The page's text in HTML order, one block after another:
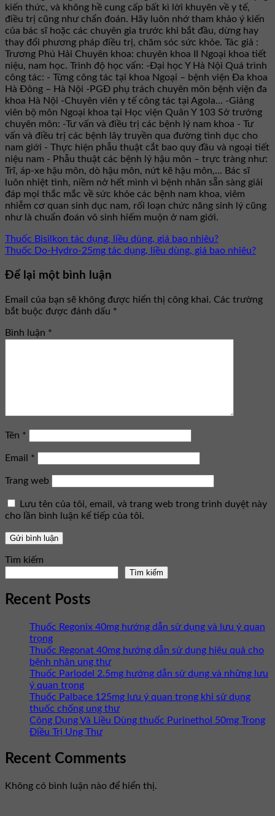
kiến thức, và không hề cung cấp bất kì lời khuyên về y tế,
điều trị cũng như chẩn đoán. Hãy luôn nhớ tham khảo ý kiến
của bác sĩ hoặc các chuyên gia trước khi bắt đầu, dừng hay
thay đổi phương pháp điều trị, chăm sóc sức khỏe. Tác giả :
Trương Phú Hải Chuyên khoa: chuyên khoa II Ngoại khoa tiết
niệu, nam học. Trình độ học vấn: -Đại học Y Hà Nội Quá trình
công tác: - Từng công tác tại khoa Ngoại – bệnh viện Đa khoa
Hà Đông – Hà Nội -PGĐ phụ trách chuyên môn bệnh viện đa
khoa Hà Nội -Chuyên viên y tế công tác tại Agola... -Giảng
viên bộ môn Ngoại khoa tại Học viện Quân Y 103 Sở trưởng
chuyên môn: -Tư vấn và điều trị các bệnh lý nam khoa - Tư
vấn và điều trị các bệnh lây truyền qua đường tình dục cho
nam giới - Thực hiện phẫu thuật cắt bao quy đầu và ngoại tiết
niệu nam - Phẫu thuật các bệnh lý hậu môn – trực tràng như:
Trĩ, áp-xe hậu môn, dò hậu môn, nứt kẽ hậu môn,... Bác sĩ
luôn nhiệt tình, niềm nở hết mình vì bệnh nhân sẵn sàng giải
đáp mọi thắc mắc về sức khỏe các bệnh nam khoa, viêm
nhiễm cơ quan sinh dục nam, rối loạn chức năng sinh lý cũng
như là chuẩn đoán vô sinh hiếm muộn ở nam giới.
Thuốc Bisilkon tác dụng, liều dùng, giá bao nhiêu?
Thuốc Do-Hydro-25mg tác dụng, liều dùng, giá bao nhiêu?
Để lại một bình luận
Email của bạn sẽ không được hiển thị công khai. Các trường
bắt buộc được đánh dấu *
Bình luận *
Tên *
Email *
Trang web
Lưu tên của tôi, email, và trang web trong trình duyệt này
cho lần bình luận kế tiếp của tôi.
Tìm kiếm
Tìm kiếm
Recent Posts
Thuốc Regonix 40mg hướng dẫn sử dụng và lưu ý quan
trọng
Thuốc Regonat 40mg hướng dẫn sử dụng hiệu quả cho
bệnh nhân ung thư
Thuốc Parlodel 2.5mg hướng dẫn sử dụng và những lưu
ý quan trọng
Thuốc Palbace 125mg lưu ý quan trọng khi sử dụng
thuốc chống ung thư
Công Dụng Và Liều Dùng thuốc Purinethol 50mg Trong
Điều Trị Ung Thư
Recent Comments
Không có bình luận nào để hiển thị.